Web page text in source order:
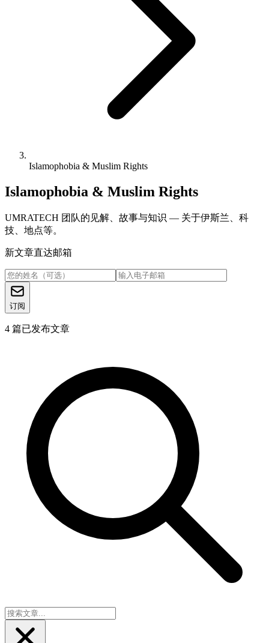
Islamophobia & Muslim Rights
Islamophobia & Muslim Rights
UMRATECH 团队的见解、故事与知识 — 关于伊斯兰、科
技、地点等。
新文章直达邮箱
订阅
4 篇已发布文章